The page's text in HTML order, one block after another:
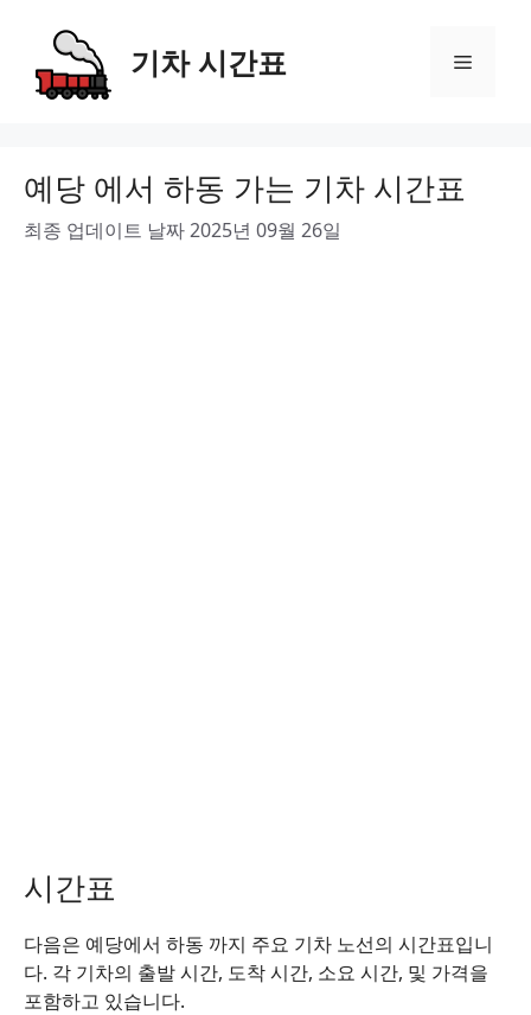
content
기차 시간표 Menu
예당 에서 하동 가는 기차 시간표
최종 업데이트 날짜 2025년 09월 26일
시간표
다음은 예당에서 하동 까지 주요 기차 노선의 시간표입니
다. 각 기차의 출발 시간, 도착 시간, 소요 시간, 및 가격을
포함하고 있습니다.